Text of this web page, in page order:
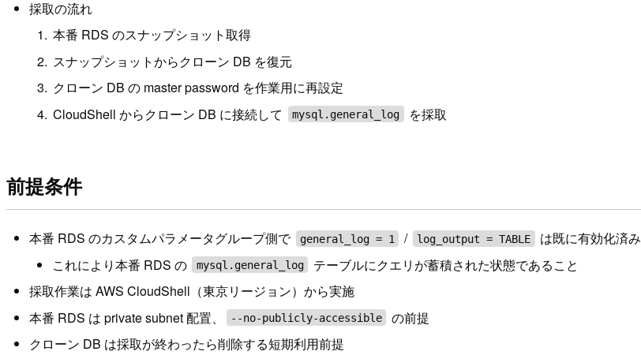
採取の流れ
本番 RDS のスナップショット取得
スナップショットからクローン DB を復元
クローン DB の master password を作業用に再設定
CloudShell からクローン DB に接続して
mysql.general_log を採取
前提条件
本番 RDS のカスタムパラメータグループ側で general_log = 1 / log_output = TABLE
は既に有効化済み
これにより本番 RDS の
mysql.general_log
テーブルにクエリが蓄積された状態であること
採取作業は AWS CloudShell（東京リージョン）から実施
本番 RDS は private subnet 配置、
--no-publicly-accessible
の前提
クローン DB は採取が終わったら削除する短期利用前提